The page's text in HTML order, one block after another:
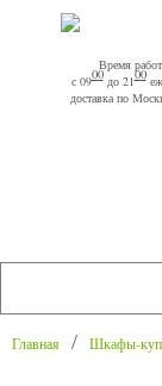
Время
с 0900до 2100
доставка по
Главная Шкафы-